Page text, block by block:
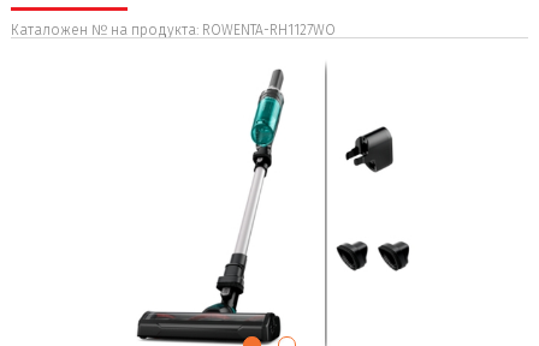
Каталожен № на продукта: ROWENTA-RH1127WO